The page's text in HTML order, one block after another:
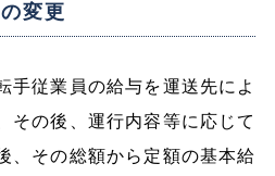
変更
手従業員の給与を運送先によ
その後、運行内容等に応じて
、その総額から定額の基本給